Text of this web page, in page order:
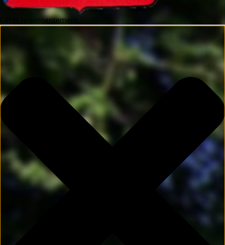
Gérer le consentement